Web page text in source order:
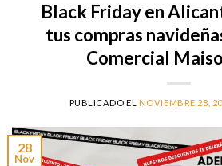
Black Friday en
tus compras
Comercial
PUBLICADO EL NOVIEMBRE 28,
28
Nov